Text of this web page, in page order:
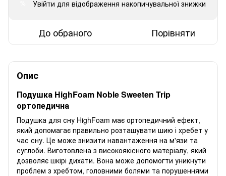
Увійти для відображення накопичувальної знижки
До обраного Порівняти
Опис
Подушка HighFoam Noble Sweeten Trip
ортопедична
Подушка для сну HighFoam має ортопедичний ефект,
який допомагає правильно розташувати шию і хребет у
час сну. Це може знизити навантаження на м'язи та
суглоби. Виготовлена ​​з високоякісного матеріалу, який
дозволяє шкірі дихати. Вона може допомогти уникнути
проблем з хребтом, головними болями та порушеннями